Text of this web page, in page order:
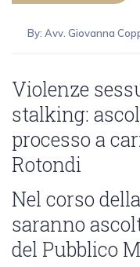
By: Avv. Giovanna
Violenze
stalking:
processo a
Rotondi
Nel corso
saranno
del Pubblico